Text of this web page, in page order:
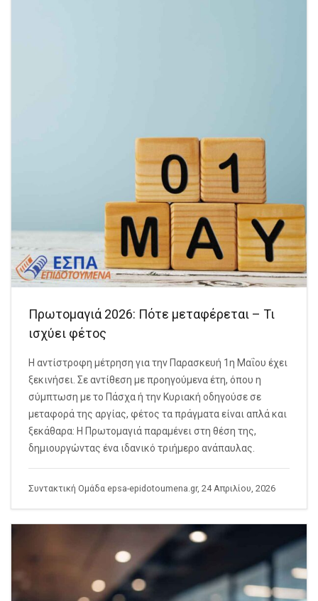
Πρωτομαγιά 2026: Πότε μεταφέρεται – Τι
ισχύει φέτος
Η αντίστροφη μέτρηση για την Παρασκευή 1η Μαΐου έχει
ξεκινήσει. Σε αντίθεση με προηγούμενα έτη, όπου η
σύμπτωση με το Πάσχα ή την Κυριακή οδηγούσε σε
μεταφορά της αργίας, φέτος τα πράγματα είναι απλά και
ξεκάθαρα: Η Πρωτομαγιά παραμένει στη θέση της,
δημιουργώντας ένα ιδανικό τριήμερο ανάπαυλας.
Συντακτική Ομάδα epsa-epidotoumena.gr, 24 Απριλίου, 2026